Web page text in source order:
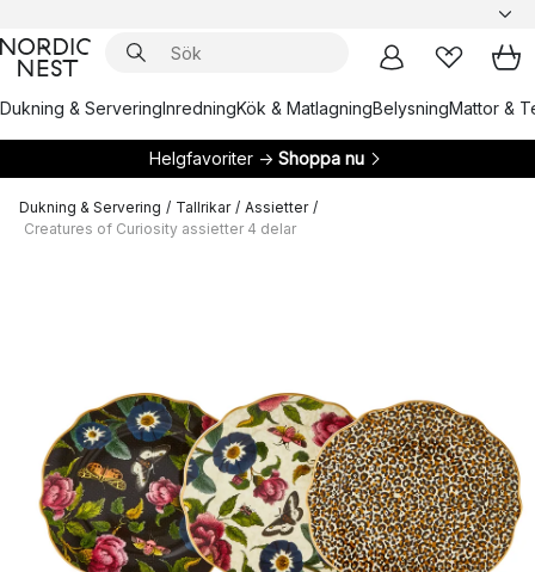
Dukning & ServeringInredningKök & MatlagningBelysningMattor &
Helgfavoriter → Shoppa nu
Dukning & Servering / Tallrikar / Assietter /
Creatures of Curiosity assietter 4 delar